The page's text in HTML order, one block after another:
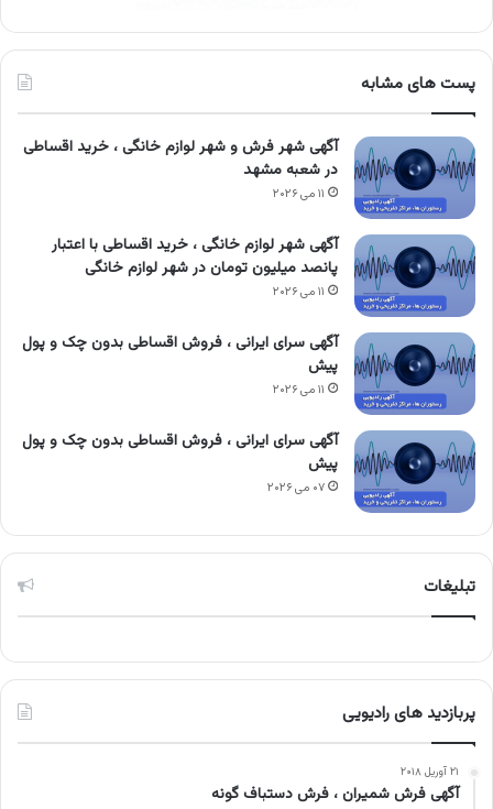
پست های مشابه
آگهی شهر فرش و شهر لوازم خانگی ، خرید اقساطی
در شعبه مشهد
۱۱ می ۲۰۲۶
آگهی شهر لوازم خانگی ، خرید اقساطی با اعتبار
پانصد میلیون تومان در شهر لوازم خانگی
۱۱ می ۲۰۲۶
آگهی سرای ایرانی ، فروش اقساطی بدون چک و پول
پیش
۱۱ می ۲۰۲۶
آگهی سرای ایرانی ، فروش اقساطی بدون چک و پول
پیش
۰۷ می ۲۰۲۶
تبلیغات
پربازدید های رادیویی
۲۱ آوریل ۲۰۱۸
آگهی فرش شمیران ، فرش دستباف گونه